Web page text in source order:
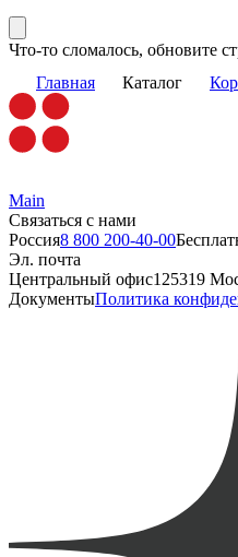
Что-то сломалось, обновите
Главная Каталог
Main
Связаться с нами
Россия8 800 200-40-00
Эл. почта
Центральный офис125319
ДокументыПолитика